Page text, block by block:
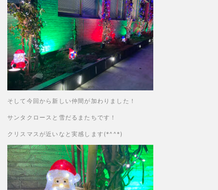
そして今回から新しい仲間が加わりました！
サンタクロースと雪だるまたちです！
クリスマスが近いなと実感します(*^^*)